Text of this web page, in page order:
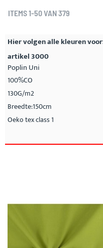
ITEMS1-50VAN379
Hier volgen alle kleuren
artikel 3000
Poplin Uni
100%CO
130G/m2
Breedte:150cm
Oeko tex class 1